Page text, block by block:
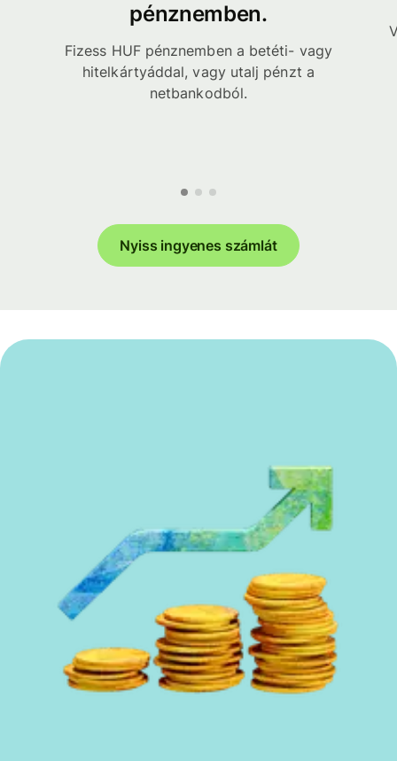
pénznemben.
Fizess HUF pénznemben a betéti- vagy
hitelkártyáddal, vagy utalj pénzt a
netbankodból.
Nyiss ingyenes számlát